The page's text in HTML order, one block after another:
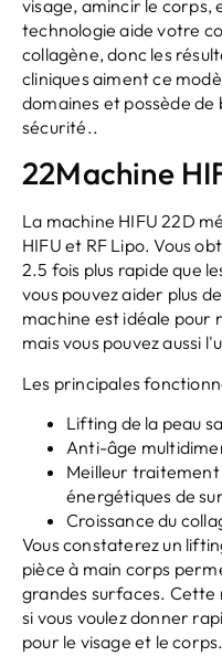
visage, amincir le corps,
technologie aide votre
collagène, donc les
cliniques aiment ce
domaines et possède
sécurité..
22Machine
La machine HIFU 22D
HIFU et RF Lipo. Vous
2.5 fois plus rapide que
vous pouvez aider plus
machine est idéale pour
mais vous pouvez aussi
Les principales
Lifting de la peau
Anti-âge
Meilleur traitement
énergétiques de
Croissance du
Vous constaterez un
pièce à main corps
grandes surfaces. Cette
si vous voulez donner
pour le visage et le corps.